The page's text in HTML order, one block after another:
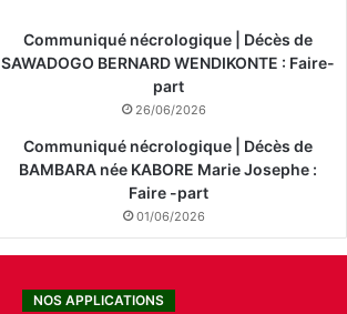
Communiqué nécrologique | Décès de
SAWADOGO BERNARD WENDIKONTE : Faire-
part
26/06/2026
Communiqué nécrologique | Décès de
BAMBARA née KABORE Marie Josephe :
Faire -part
01/06/2026
NOS APPLICATIONS